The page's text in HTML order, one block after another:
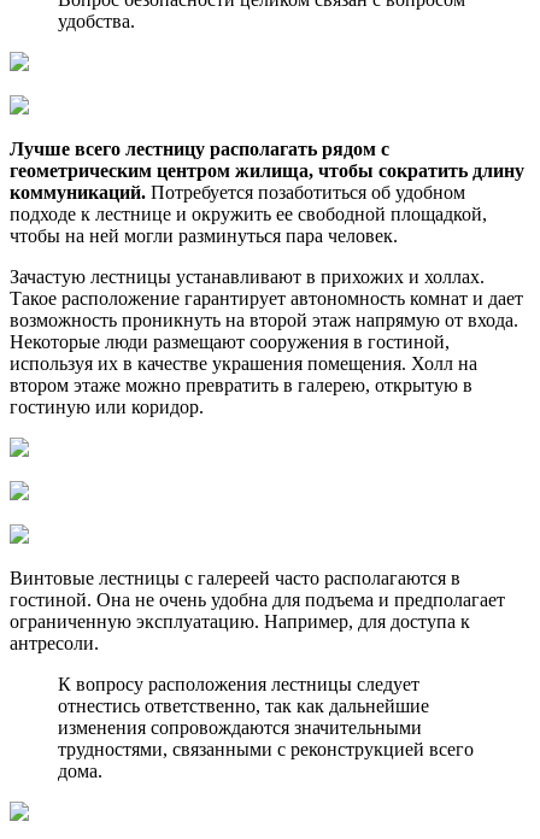
удобства.
Лучше всего лестницу располагать рядом с
геометрическим центром жилища, чтобы сократить длину
коммуникаций. Потребуется позаботиться об удобном
подходе к лестнице и окружить ее свободной площадкой,
чтобы на ней могли разминуться пара человек.
Зачастую лестницы устанавливают в прихожих и холлах.
Такое расположение гарантирует автономность комнат и дает
возможность проникнуть на второй этаж напрямую от входа.
Некоторые люди размещают сооружения в гостиной,
используя их в качестве украшения помещения. Холл на
втором этаже можно превратить в галерею, открытую в
гостиную или коридор.
Винтовые лестницы с галереей часто располагаются в
гостиной. Она не очень удобна для подъема и предполагает
ограниченную эксплуатацию. Например, для доступа к
антресоли.
К вопросу расположения лестницы следует
отнестись ответственно, так как дальнейшие
изменения сопровождаются значительными
трудностями, связанными с реконструкцией всего
дома.